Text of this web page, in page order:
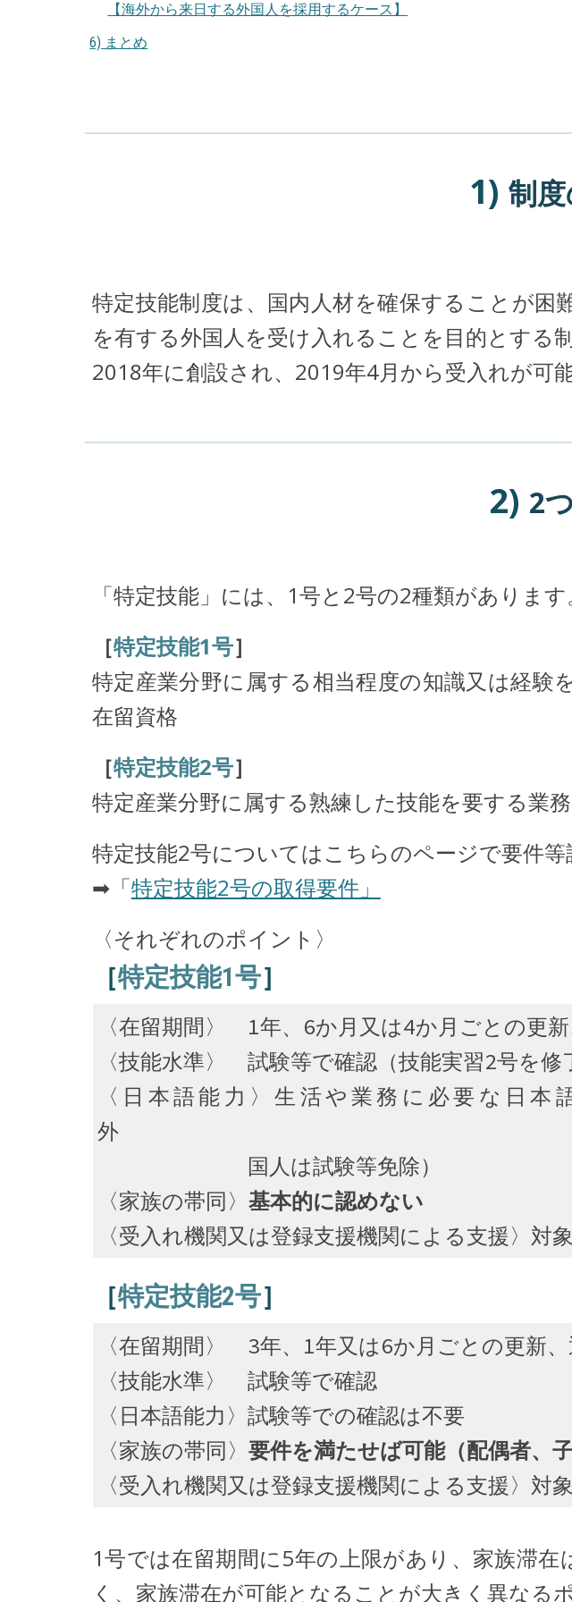
【海外から来日する外国人を採用するケース】
6) まとめ
1) 制
特定技能制度は、国内人材を確保することが
を有する外国人を受け入れることを目的とする制
2018年に創設され、2019年4月から受入れが可
2) 2
「特定技能」には、1号と2号の2種類があります
［特定技能1号］
特定産業分野に属する相当程度の知識又は経
在留資格
［特定技能2号］
特定産業分野に属する熟練した技能を要する業
特定技能2号についてはこちらのページで要件等
➡「特定技能2号の取得要件」
〈それぞれのポイント〉
［特定技能1号］
〈在留期間〉 1年、6か月又は4か月ごとの更
〈技能水準〉 試験等で確認（技能実習2号を修
〈日本語能力〉生活や業務に必要な日
外
国人は試験等免除）
〈家族の帯同〉基本的に認めない
〈受入れ機関又は登録支援機関による支援〉対象
［特定技能2号］
〈在留期間〉 3年、1年又は6か月ごとの更新
〈技能水準〉 試験等で確認
〈日本語能力〉試験等での確認は不要
〈家族の帯同〉要件を満たせば可能（配偶者、子
〈受入れ機関又は登録支援機関による支援〉対
1号では在留期間に5年の上限があり、家族滞
く、家族滞在が可能となることが大きく異なる